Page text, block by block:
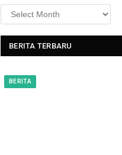
BERITA TERBARU
BERITA